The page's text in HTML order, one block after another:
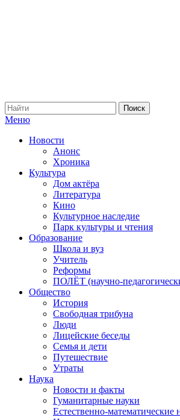
Меню
Новости
Анонс
Хроника
Культура
Дом актёра
Литература
Кино
Культурное наследие
Парк культуры и чтения
Образование
Школа и вуз
Учитель
Реформы
ПОЛЁТ (научно-
Общество
История
Свободная трибуна
Люди
Лицейские беседы
Семья и дети
Путешествие
Утраты
Наука
Новости и факты
Гуманитарные науки
Естественно-математические